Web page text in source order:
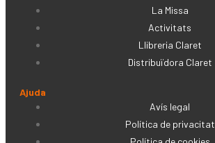
La Missa
Activitats
Llibreria Claret
Distribuïdora Claret
Ajuda
Avís legal
Política de privacitat